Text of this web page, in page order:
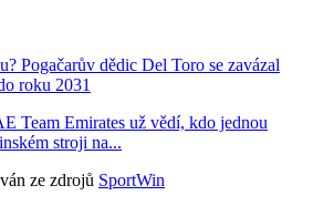
Pogačarův dědic Del Toro se zavázal
roku 2031
Team Emirates už vědí, kdo jednou
stroji na...
ze zdrojů SportWin